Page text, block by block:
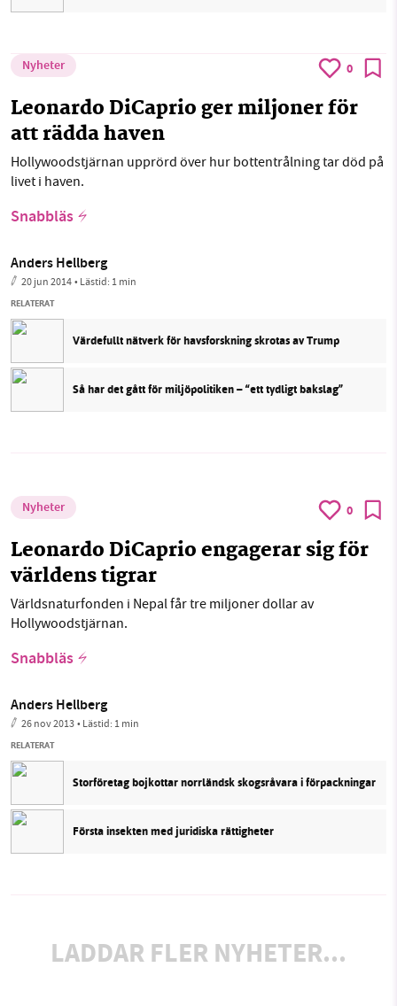
Nyheter 0
Leonardo DiCaprio ger miljoner för
att rädda haven
Hollywoodstjärnan upprörd över hur bottentrålning tar död på
livet i haven.
Snabbläs
Anders Hellberg
20 jun 2014• Lästid: 1 min
RELATERAT
Värdefullt nätverk för havsforskning skrotas av Trump
Så har det gått för miljöpolitiken – “ett tydligt bakslag”
Nyheter 0
Leonardo DiCaprio engagerar sig för
världens tigrar
Världsnaturfonden i Nepal får tre miljoner dollar av
Hollywoodstjärnan.
Snabbläs
Anders Hellberg
26 nov 2013• Lästid: 1 min
RELATERAT
Storföretag bojkottar norrländsk skogsråvara i förpackningar
Första insekten med juridiska rättigheter
LADDAR FLER NYHETER...